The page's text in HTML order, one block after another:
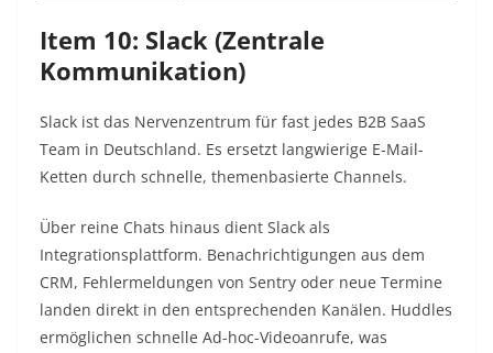
Item 10: Slack (Zentrale
Kommunikation)
Slack ist das Nervenzentrum für fast jedes B2B SaaS
Team in Deutschland. Es ersetzt langwierige E-Mail-
Ketten durch schnelle, themenbasierte Channels.
Über reine Chats hinaus dient Slack als
Integrationsplattform. Benachrichtigungen aus dem
CRM, Fehlermeldungen von Sentry oder neue Termine
landen direkt in den entsprechenden Kanälen. Huddles
ermöglichen schnelle Ad-hoc-Videoanrufe, was